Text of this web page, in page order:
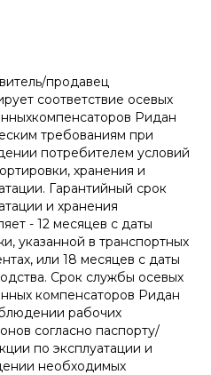
продавец
соответствие осевых
Ридан
требованиям при
потребителем условий
хранения и
Гарантийный срок
и хранения
- 12 месяцев с даты
указанной в транспортных
или 18 месяцев с даты
Срок службы осевых
компенсаторов Ридан
рабочих
согласно паспорту/
по эксплуатации и
необходимых